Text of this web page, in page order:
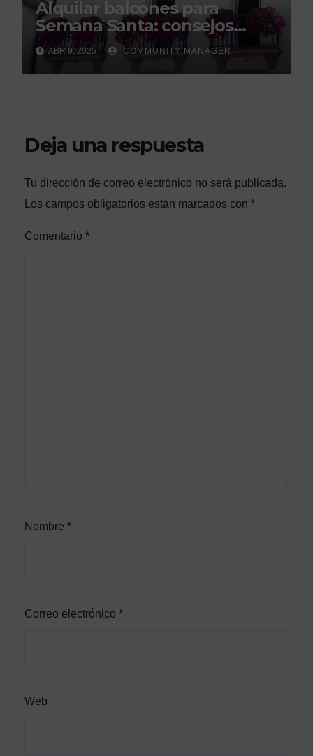
Alquilar balcones para
Semana Santa: consejos
legales de la Asociación
Española de Consumidores.
ABR 9, 2025 COMMUNITY MANAGER
Deja una respuesta
Tu dirección de correo electrónico no será publicada.
Los campos obligatorios están marcados con *
Comentario *
Nombre *
Correo electrónico *
Web